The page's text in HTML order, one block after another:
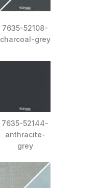
7635-52108-
charcoal-grey
7635-52144-
anthracite-
grey